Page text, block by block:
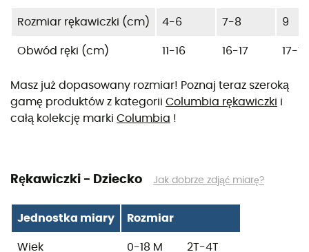
Rozmiar rękawiczki (cm) 4-6 7-8 9
Obwód ręki (cm) 11-16 16-17 17-18
Masz już dopasowany rozmiar! Poznaj teraz szeroką
gamę produktów z kategorii Columbia rękawiczki i
całą kolekcję marki Columbia !
Rękawiczki - Dziecko Jak dobrze zdjąć miarę?
Jednostka miary Rozmiar
Wiek 0-18 M 2T-4T